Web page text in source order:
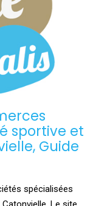
sportive et
Guide
spécialisées